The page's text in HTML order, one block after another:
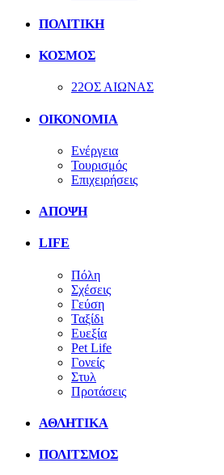
ΠΟΛΙΤΙΚΗ
ΚΟΣΜΟΣ
22ΟΣ ΑΙΩΝΑΣ
ΟΙΚΟΝΟΜΙΑ
Ενέργεια
Τουρισμός
Επιχειρήσεις
ΑΠΟΨΗ
LIFE
Πόλη
Σχέσεις
Γεύση
Ταξίδι
Ευεξία
Pet Life
Γονείς
Στυλ
Προτάσεις
ΑΘΛΗΤΙΚΑ
ΠΟΛΙΤΣΜΟΣ